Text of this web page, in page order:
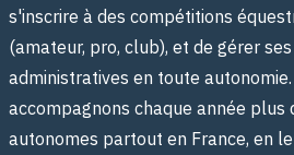
s'inscrire à des compétitions
(amateur, pro, club), et de gérer
administratives en toute
accompagnons chaque année plus
autonomes partout en France, en